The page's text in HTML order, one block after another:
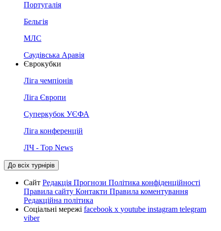
Португалія
Бельгія
МЛС
Саудівська Аравія
Єврокубки
Ліга чемпіонів
Ліга Європи
Суперкубок УЄФА
Ліга конференцій
ЛЧ - Top News
До всіх турнірів
Сайт Редакція Прогнози Політика конфіденційності
Правила сайту Контакти Правила коментування
Редакційна політика
Соціальні мережі facebook x youtube instagram telegram
viber